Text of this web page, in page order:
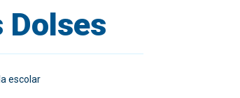
Dolses
escolar